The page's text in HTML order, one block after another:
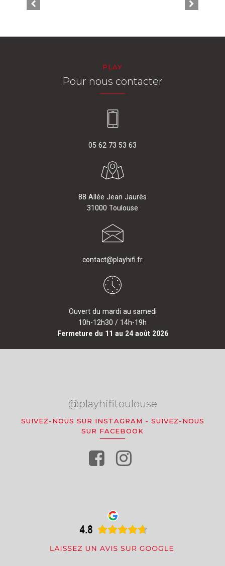
PLAY
Pour nous contacter
05 62 73 53 63
88 Allée Jean Jaurès
31000 Toulouse
contact@playhifi.fr
Ouvert du mardi au samedi
10h-12h30 / 14h-19h
Fermeture du 11 au 24 août 2026
@playhifitoulouse
SUIVEZ-NOUS SUR INSTAGRAM - SUIVEZ-NOUS
SUR FACEBOOK